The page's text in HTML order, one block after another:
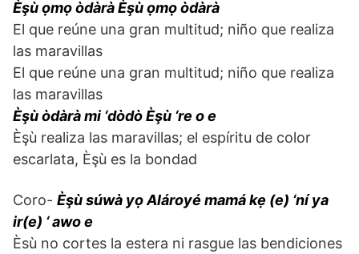
Èşù ọmọ òdàrà Èşù ọmọ òdàrà
El que reúne una gran multitud; niño que realiza
las maravillas
El que reúne una gran multitud; niño que realiza
las maravillas
Èşù òdàrà mi ‘dòdò Èşù ‘re o e
Èşù realiza las maravillas; el espíritu de color
escarlata, Èşù es la bondad
Coro- Èşù súwà yọ Alároyé mamá kẹ (e) ‘ní ya
ir(e) ‘ awo e
Èsù no cortes la estera ni rasgue las bendiciones